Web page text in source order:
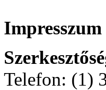
Impresszum
Telefon: (1)